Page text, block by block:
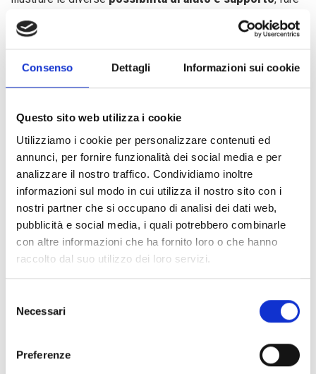
Consenso Dettagli Informazioni sui cookie
Questo sito web utilizza i cookie
Utilizziamo i cookie per personalizzare contenuti ed
annunci, per fornire funzionalità dei social media e per
analizzare il nostro traffico. Condividiamo inoltre
informazioni sul modo in cui utilizza il nostro sito con i
nostri partner che si occupano di analisi dei dati web,
pubblicità e social media, i quali potrebbero combinarle
con altre informazioni che ha fornito loro o che hanno
raccolto dal suo utilizzo dei loro servizi.
delNecessari
Preferenze
parità di genere
protezione
dell’infanziacomeresponsabilità comunitaria
attraversorappresentazioni teatraliegiochi di ruolo
per bambini, bambine e le loro famiglie.
Capo Progetto per la Protezione dell’Infanzia di COOPI in
Ciad, “Dall’inizio delle attività di sensibilizzazione abbiamo
riscontrato un aumento considerevole della consapevolezza
che i bambini hanno sulle violazioni dei loro diritti, così
come del numero di minori che si sono rivolti ai facilitatori
comunitari in caso di bisogno”.
Questi progressi testimoniano di una fase importante nel
i quali hanno ora una maggiore comprensione dei loro
servizi e degli strumenti
comunità si
sta impegnando per garantire
e creare un ambiente